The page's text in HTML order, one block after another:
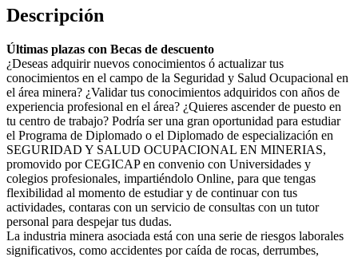
Descripción
Últimas plazas con Becas de descuento
¿Deseas adquirir nuevos conocimientos ó actualizar tus
conocimientos en el campo de la Seguridad y Salud Ocupacional en
el área minera? ¿Validar tus conocimientos adquiridos con años de
experiencia profesional en el área? ¿Quieres ascender de puesto en
tu centro de trabajo? Podría ser una gran oportunidad para estudiar
el Programa de Diplomado o el Diplomado de especialización en
SEGURIDAD Y SALUD OCUPACIONAL EN MINERIAS,
promovido por CEGICAP en convenio con Universidades y
colegios profesionales, impartiéndolo Online, para que tengas
flexibilidad al momento de estudiar y de continuar con tus
actividades, contaras con un servicio de consultas con un tutor
personal para despejar tus dudas.
La industria minera asociada está con una serie de riesgos laborales
significativos, como accidentes por caída de rocas, derrumbes,